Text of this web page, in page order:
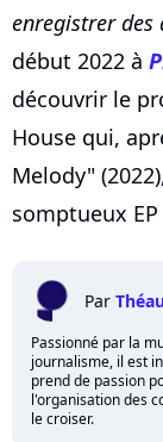
enregistrer des
début 2022 à
découvrir le
House qui,
Melody"
somptueux EP
Par
Passionné par la
journalisme, il est
prend de passion
l'organisation des
le croiser.